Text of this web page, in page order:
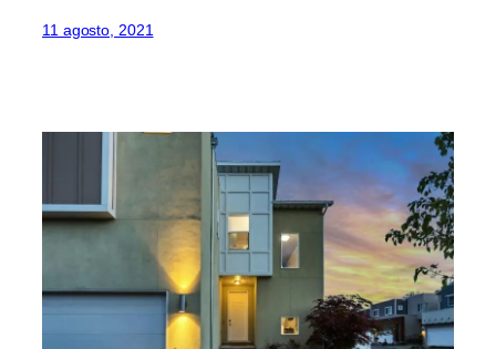
11 agosto, 2021